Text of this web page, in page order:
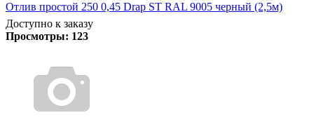
Отлив простой 250 0,45 Drap ST RAL 9005 черный (2,5м)
Доступно к заказу
Просмотры: 123